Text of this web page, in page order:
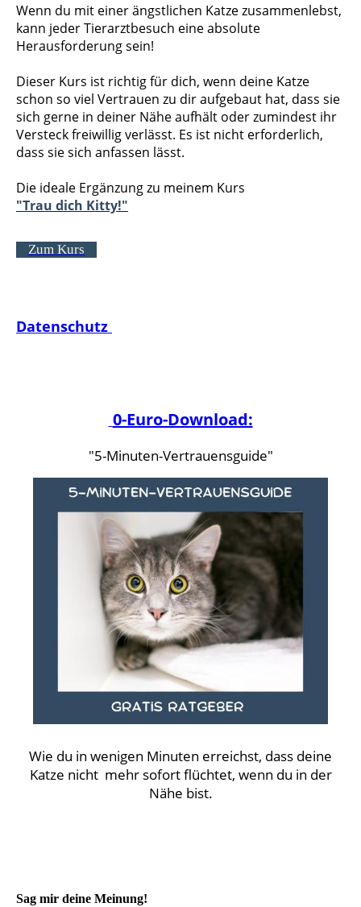
Wenn du mit einer ängstlichen Katze zusammenlebst,
kann jeder Tierarztbesuch eine absolute
Herausforderung sein!
Dieser Kurs ist richtig für dich, wenn deine Katze
schon so viel Vertrauen zu dir aufgebaut hat, dass sie
sich gerne in deiner Nähe aufhält oder zumindest ihr
Versteck freiwillig verlässt. Es ist nicht erforderlich,
dass sie sich anfassen lässt.
Die ideale Ergänzung zu meinem Kurs
"Trau dich Kitty!"
Zum Kurs
Datenschutz
0-Euro-Download:
"5-Minuten-Vertrauensguide"
Wie du in wenigen Minuten erreichst, dass deine
Katze nicht mehr sofort flüchtet, wenn du in der
Nähe bist.
Sag mir deine Meinung!